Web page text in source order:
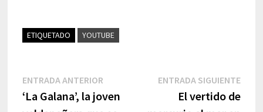
ETIQUETADO YOUTUBE
Navegación
de
ENTRADA ANTERIOREntrada
anterior:
‘La Galana’, la joven
ENTRADA SIGUIENTE
El vertido de